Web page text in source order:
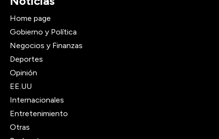
Home page
Gobierno y Política
Negocios y Finanzas
Deportes
Opinión
EE.UU
Internacionales
Entretenimiento
Otras